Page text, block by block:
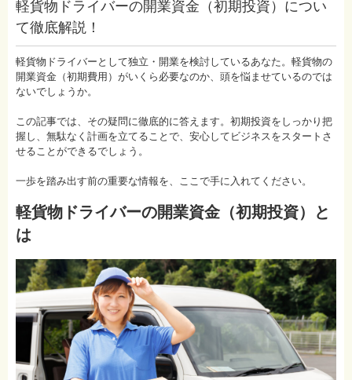
軽貨物ドライバーの開業資金（初期投資）につい
て徹底解説！
軽貨物ドライバーとして独立・開業を検討しているあなた。軽貨物の
開業資金（初期費用）がいくら必要なのか、頭を悩ませているのでは
ないでしょうか。
この記事では、その疑問に徹底的に答えます。初期投資をしっかり把
握し、無駄なく計画を立てることで、安心してビジネスをスタートさ
せることができるでしょう。
一歩を踏み出す前の重要な情報を、ここで手に入れてください。
軽貨物ドライバーの開業資金（初期投資）と
は